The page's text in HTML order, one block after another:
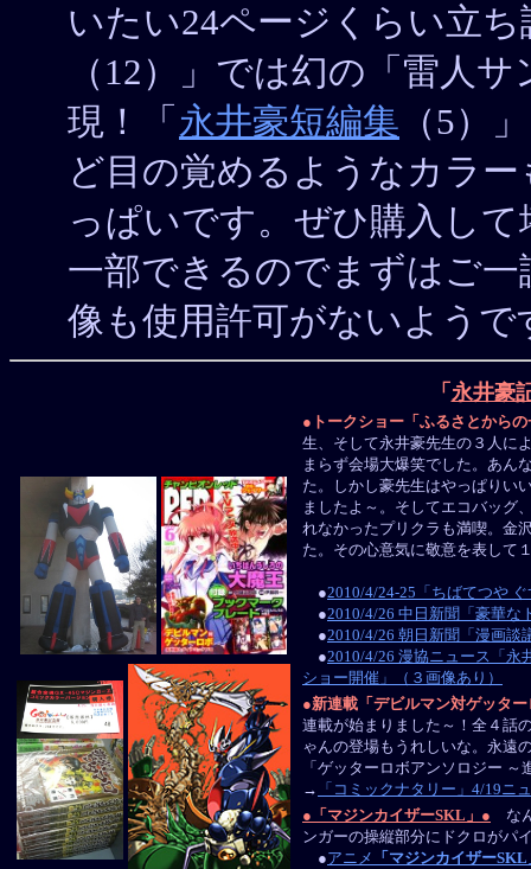
いたい24ページくらい立
（12）」では幻の「雷人
現！「 永井豪短編集 （5）
ど目の覚めるようなカラ
っぱいです。ぜひ購入し
一部できるのでまずはご
像も使用許可がないようで
「 永井豪
●トークショー「ふるさとから
生、そして永井豪先生の３人に
まらず会場大爆笑でした。あん
た。しかし豪先生はやっぱりい
ましたよ～。そしてエコバッグ
れなかったプリクラも満喫。金
た。その心意気に敬意を表して
●2010/4/24-25「ちばてつや
●2010/4/26 中日新聞「豪華な
●2010/4/26 朝日新聞「漫画談
●2010/4/26 漫協ニュース「永
ショー開催」（３画像あり）
●新連載「デビルマン対ゲッタ
連載が始まりました～！全４話
ゃんの登場もうれしいな。永遠
「ゲッターロボアンソロジー
→ 「コミックナタリー」4/19ニ
●「マジンカイザーSKL」● な
ンガーの操縦部分にドクロがパ
●アニメ 「マジンカイザーSKL